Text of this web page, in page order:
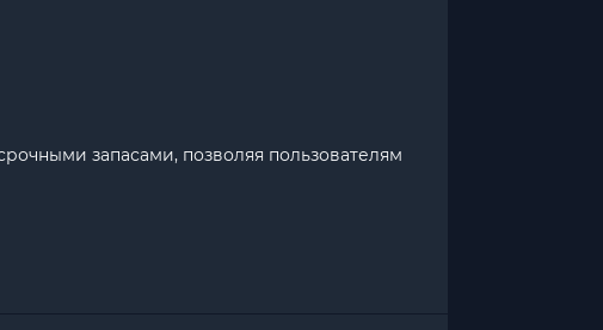
запасами, позволяя пользователям